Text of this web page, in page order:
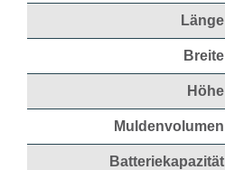
Länge
Breite
Höhe
Muldenvolumen
Batteriekapazität